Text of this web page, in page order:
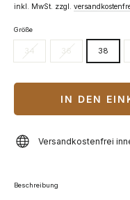
Preis
inkl. MwSt. zzgl.
Größe
34 36 38
IN DEN
Versandkostenfrei
Beschreibung